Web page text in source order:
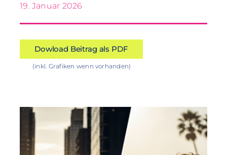
19. Januar 2026
Dowload Beitrag als PDF
(inkl. Grafiken wenn vorhanden)